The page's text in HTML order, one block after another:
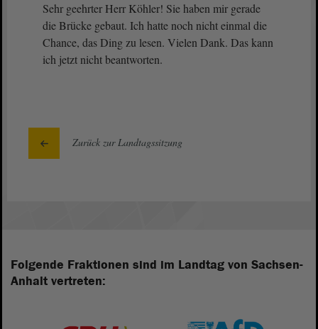
Sehr geehrter Herr Köhler! Sie haben mir gerade
die Brücke gebaut. Ich hatte noch nicht einmal die
Chance, das Ding zu lesen. Vielen Dank. Das kann
ich jetzt nicht beantworten.
Zurück zur Landtagssitzung
Folgende Fraktionen sind im Landtag von Sachsen-
Anhalt vertreten: